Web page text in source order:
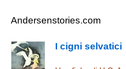
Andersenstories.com
I cigni selvatici